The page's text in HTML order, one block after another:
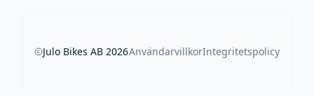
Julo Bikes AB 2026AnvändarvillkorIntegritetspolicy